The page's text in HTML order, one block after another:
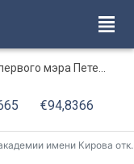
Анатолия Собчака
€94,8366
открылся Единый центр протезирования